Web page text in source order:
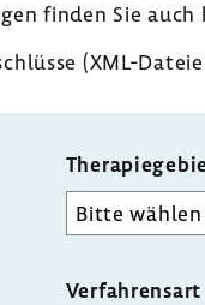
finden Sie auch
(XML-​
Gruppe
Verfahrensart